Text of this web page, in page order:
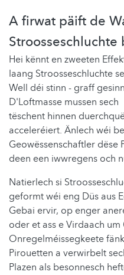
A firwat päift de
Stroosseschluchte
Hei kënnt en zweeten
laang Stroosseschluchte
Well déi stinn - graff
D'Loftmasse mussen sech
tëschent hinnen
acceleréiert. Änlech wéi
Geowëssenschaftler dëse
deen een iwwregens och
Natierlech si
geformt wéi eng Düs aus
Gebai ervir, op enger
oder et ass e Virdaach
Onregelméissegkeete
Pirouetten a verwirbelt
Plazen als besonnesch